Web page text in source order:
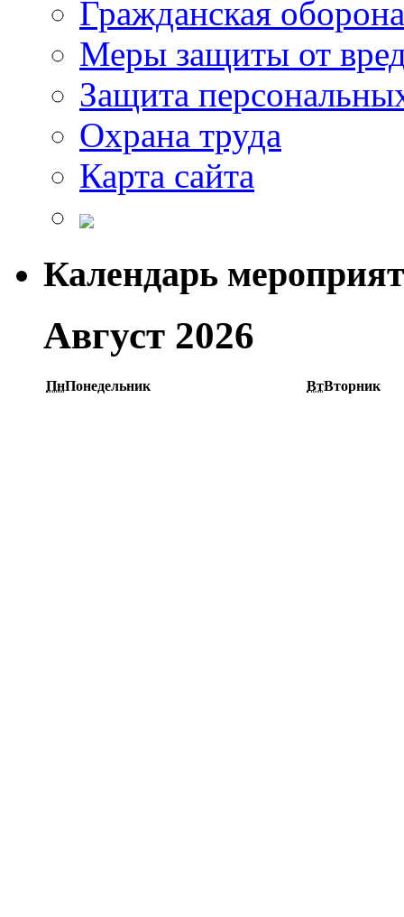
Гражданская оборона
Меры защиты от
Защита
Охрана труда
Карта сайта
Календарь
Август 2026
ПнПонедельник ВтВторник